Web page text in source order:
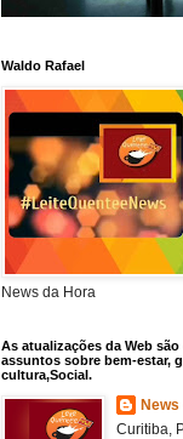
Waldo Rafael
News da Hora
As atualizações da Web
assuntos sobre bem-estar,
cultura,Social.
News
Curitiba,